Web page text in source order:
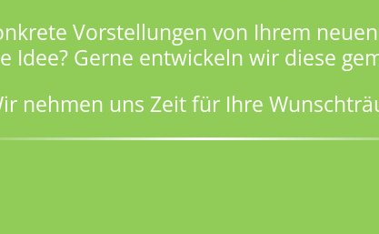
Vorstellungen von Ihrem
Idee? Gerne entwickeln wir diese
nehmen uns Zeit für Ihre